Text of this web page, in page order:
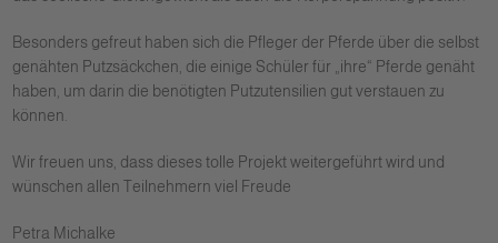
Besonders gefreut haben sich die Pfleger der Pferde über die selbst
genähten Putzsäckchen, die einige Schüler für „ihre“ Pferde genäht
haben, um darin die benötigten Putzutensilien gut verstauen zu
können.
Wir freuen uns, dass dieses tolle Projekt weitergeführt wird und
wünschen allen Teilnehmern viel Freude
Petra Michalke